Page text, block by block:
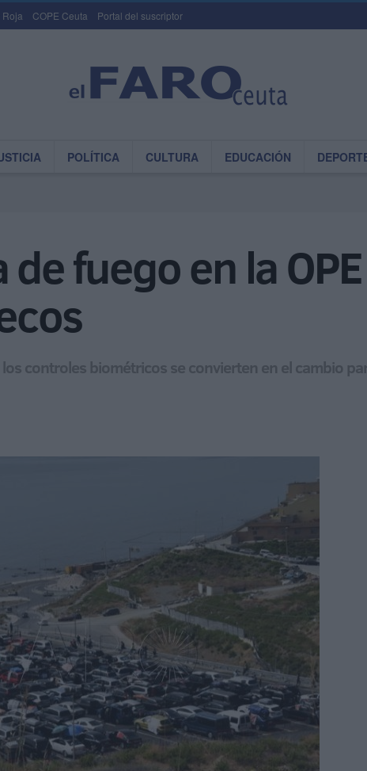
Roja COPE Ceuta Portal del suscriptor
POLÍTICA CULTURA EDUCACIÓN
fuego en la
controles biométricos se convierten en el cambio